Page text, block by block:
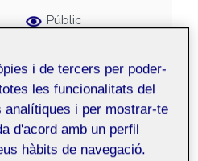
Públic
i de tercers per poder-
les funcionalitats del
analítiques i per mostrar-te
d'acord amb un perfil
hàbits de navegació.